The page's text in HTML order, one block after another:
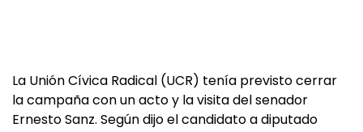
La Unión Cívica Radical (UCR) tenía previsto cerrar
la campaña con un acto y la visita del senador
Ernesto Sanz. Según dijo el candidato a diputado